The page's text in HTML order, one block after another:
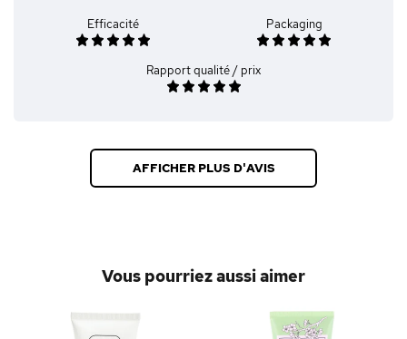
Efficacité Packaging
Rapport qualité / prix
AFFICHER PLUS D'AVIS
Vous pourriez aussi aimer